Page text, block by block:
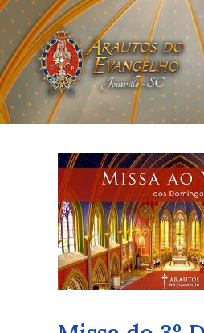
HOME
QUEM SOMOS
ARAUTOS JOINVILLE
CURSOS ON-LINE